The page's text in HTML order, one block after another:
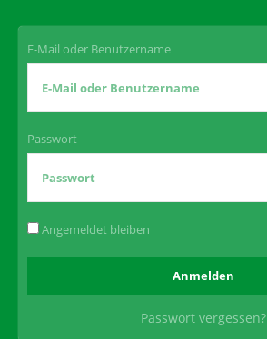
E-Mail oder Benutzername
Passwort
Angemeldet bleiben
Passwort vergessen?